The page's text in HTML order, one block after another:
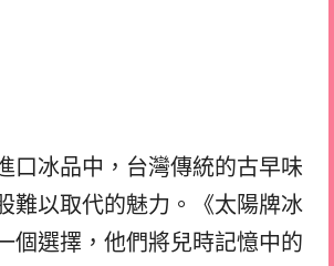
口冰品中，台灣傳統的古早味
難以取代的魅力。《太陽牌冰
個選擇，他們將兒時記憶中的